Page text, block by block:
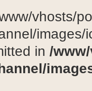
vhosts/
in /